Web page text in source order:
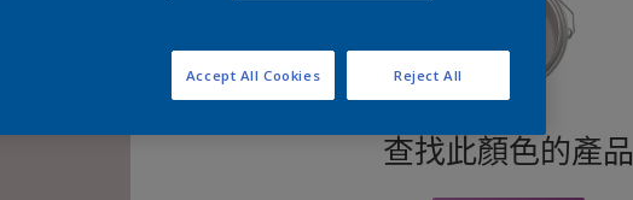
查找此顏色的產品
Reject All
Accept All Cookies